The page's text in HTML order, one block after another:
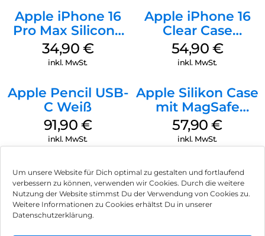
Um unsere Website für Dich optimal zu gestalten und fortlaufend
verbessern zu können, verwenden wir Cookies. Durch die weitere
Nutzung der Website stimmst Du der Verwendung von Cookies zu.
Weitere Informationen zu Cookies erhältst Du in unserer
Datenschutzerklärung.
Apple iPhone 16
Pro Max Silicone
Case MagSafe
Denim
34,90 €
inkl. MwSt.
Apple iPhone 16
Clear Case
MagSafe
Transparent
54,90 €
inkl. MwSt.
Apple Pencil USB-
C Weiß
91,90 €
inkl. MwSt.
Apple Silikon Case
mit MagSafe
iPhone 14 Pro
(PRODUCT)RED
57,90€
inkl. MwSt.
Impressum